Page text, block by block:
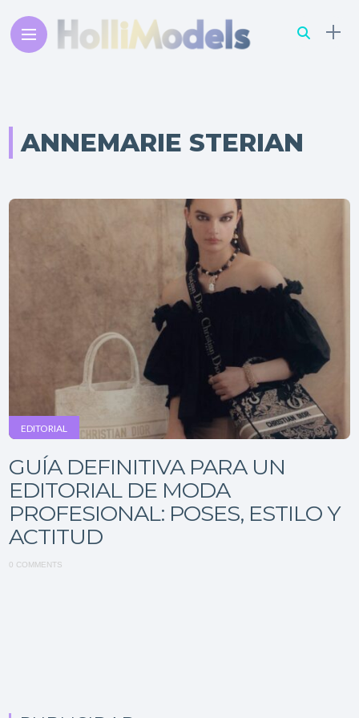
ANNEMARIE STERIAN
EDITORIAL
GUÍA DEFINITIVA PARA UN
EDITORIAL DE MODA
PROFESIONAL: POSES, ESTILO Y
ACTITUD
0 COMMENTS